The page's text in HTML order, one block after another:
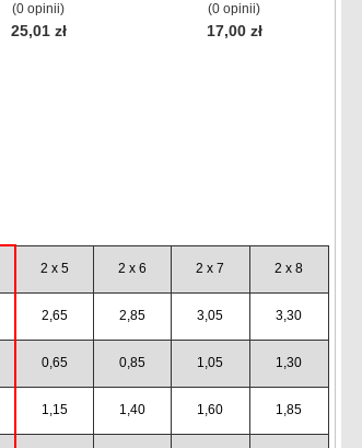
(0 opinii)
25,01 zł
(0 opinii)
17,00 zł
2 x 5 2 x 6 2 x 7 2 x 8
2,65 2,85 3,05 3,30
0,65 0,85 1,05 1,30
1,15 1,40 1,60 1,85